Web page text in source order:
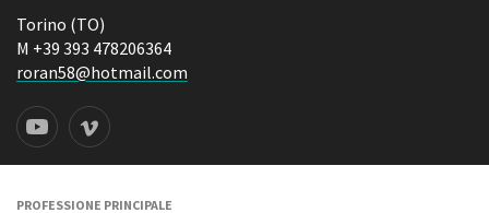
ABOUT
Storia della Fondazione
Torino (TO)
M +39 393 478206364
roran58@hotmail.com
PROFESSIONE PRINCIPALE